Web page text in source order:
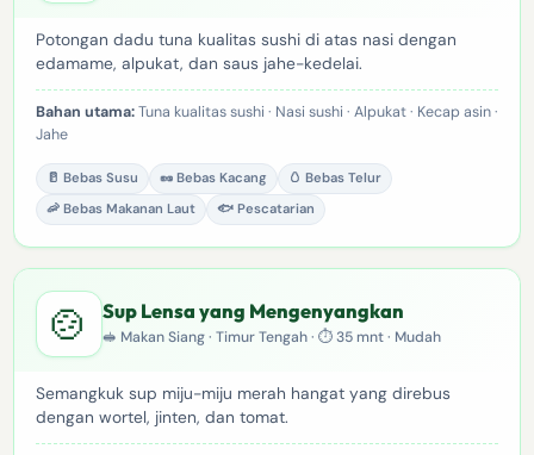
Potongan dadu tuna kualitas sushi di atas nasi dengan
edamame, alpukat, dan saus jahe-kedelai.
Bahan utama:Tuna kualitas sushi · Nasi sushi · Alpukat · Kecap asin ·
Jahe
🥛 Bebas Susu 🥜 Bebas Kacang
🥚 Bebas Telur
🦐 Bebas Makanan Laut
🐟 Pescatarian
🍲 Sup Lensa yang Mengenyangkan
🥪 Makan Siang · Timur Tengah · ⏱ 35 mnt · Mudah
Semangkuk sup miju-miju merah hangat yang direbus
dengan wortel, jinten, dan tomat.